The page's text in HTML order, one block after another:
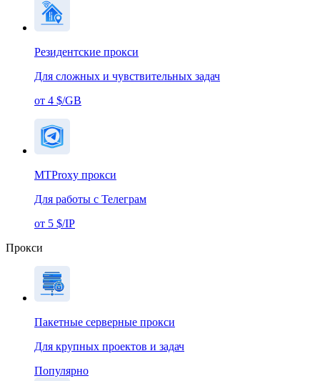
Резидентские прокси
Для сложных и чувствительных задач
от 4 $/GB
MTProxy прокси
Для работы с Телеграм
от 5 $/IP
Прокси
Пакетные серверные прокси
Для крупных проектов и задач
Популярно